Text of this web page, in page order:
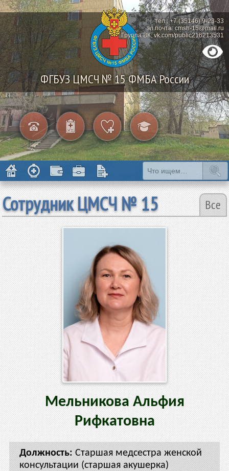
ФГБУЗ ЦМСЧ № 15 ФМБА России
тел.: +7 (35146) 9-23-33
эл.почта: cmsh-15@mail.ru
Группа ВК: vk.com/public216213531
Сотрудник ЦМСЧ № 15 Все
МельниковаАльфия
Рифкатовна
Старшая медсестра женской
консультации (старшая акушерка)